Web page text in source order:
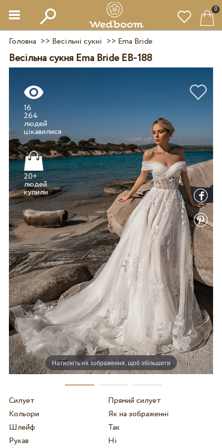
0
Головна >> Весільні сукні >> Ema Bride
Весільна сукня Ema Bride EB-188
Натисніть на зображення, щоб збільшити
16
264
людей
20+
людей
купили
Силует
Прямий силует
Кольори
Як на зображенні
Шлейф
Так
Рукав
Ні